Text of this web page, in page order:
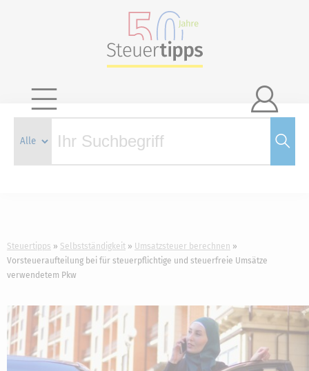

Steuertipps Selbstständigkeit
Umsatzsteuer berechnen
Vorsteueraufteilung bei für steuerpflichtige und steuerfreie Umsätze
verwendetem Pkw